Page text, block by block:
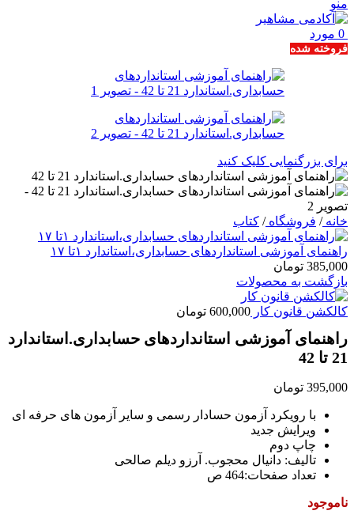
منو
0 مورد
فروخته شده
برای بزرگنمایی کلیک کنید
خانه/ فروشگاه/ کتاب
راهنمای آموزشی استانداردهای حسابداری،استاندارد ۱تا ۱۷
385,000 تومان
بازگشت به محصولات
کالکشن قانون کار 600,000 تومان
راهنمای آموزشی استانداردهای حسابداری.استاندارد
21 تا 42
395,000 تومان
با رویکرد آزمون حسادار رسمی و سایر آزمون های حرفه ای
ویرایش جدید
چاپ دوم
تالیف: دانیال محجوب. آرزو دیلم صالحی
تعداد صفحات:464 ص
ناموجود